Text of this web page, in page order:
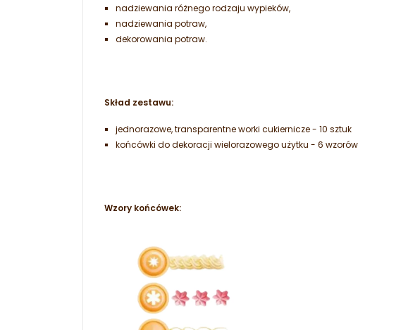
nadziewania różnego rodzaju wypieków,
nadziewania potraw,
dekorowania potraw.
Skład zestawu:
jednorazowe, transparentne worki cukiernicze - 10 sztuk
końcówki do dekoracji wielorazowego użytku - 6 wzorów
Wzory końcówek: